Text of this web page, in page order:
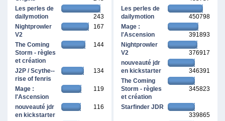
Les perles de
dailymotion
243
Nightprowler
V2
167
The Coming
Storm - règles
et création
144
J2P / Scythe--
rise of fenris
134
Mage :
l'Ascension
119
nouveauté jdr
en kickstarter
116
Les perles de
dailymotion
450798
Mage :
l'Ascension
391893
Nightprowler
V2
376917
nouveauté jdr
en kickstarter
346391
The Coming
Storm - règles
et création
345823
Starfinder JDR
339865